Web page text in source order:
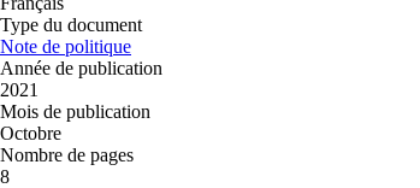
Type du document
Note de politique
Année de publication
2021
Mois de publication
Octobre
Nombre de pages
8